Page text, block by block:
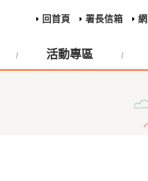
回首頁
署長信箱
活動專區